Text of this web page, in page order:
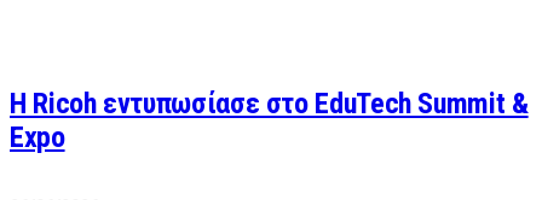
Η Ricoh εντυπωσίασε στο EduTech Summit &
Expo